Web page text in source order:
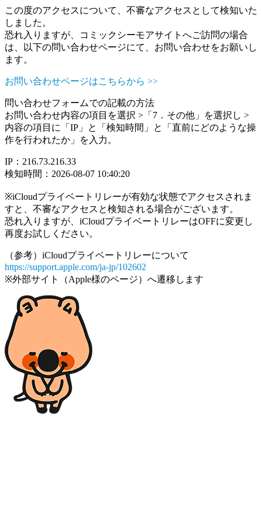
この度のアクセスについて、不審なアクセスとして検知いた
しました。
恐れ入りますが、コミックシーモアサイトへご訪問の場合
は、以下の問い合わせページにて、お問い合わせをお願いし
ます。
お問い合わせページはこちらから >>
問い合わせフォームでの記載の方法
お問い合わせ内容の項目を選択 >「7．その他」を選択し >
内容の項目に「IP」と「検知時間」と「直前にどのような操
作を行われたか」を入力。
IP：216.73.216.33
検知時間：2026-08-07 10:40:20
※iCloudプライベートリレーが有効な状態でアクセスされま
すと、不審なアクセスと検知される場合がございます。
恐れ入りますが、iCloudプライベートリレーはOFFに変更し
再度お試しください。
（参考）iCloudプライベートリレーについて
https://support.apple.com/ja-jp/102602
※外部サイト（Apple様のページ）へ遷移します